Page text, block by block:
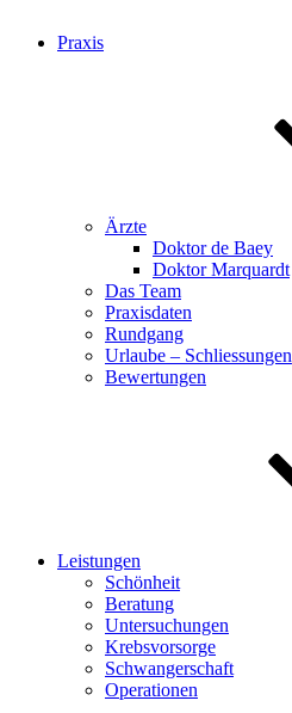
Praxis
Ärzte
Doktor de Baey
Doktor Marquardt
Das Team
Praxisdaten
Rundgang
Urlaube – Schliessungen
Bewertungen
Leistungen
Schönheit
Beratung
Untersuchungen
Krebsvorsorge
Schwangerschaft
Operationen